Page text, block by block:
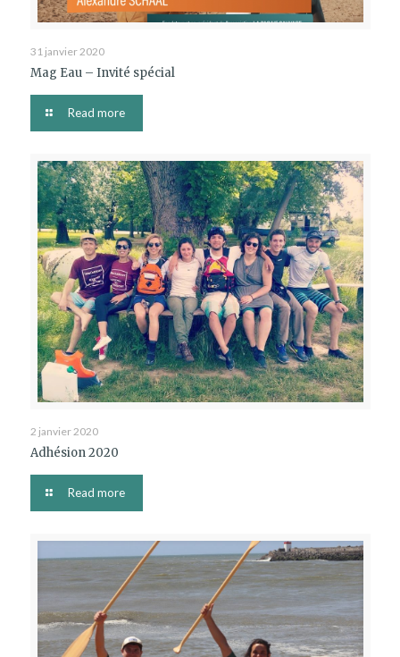
31 janvier 2020
Mag Eau – Invité spécial
Read more
2 janvier 2020
Adhésion 2020
Read more